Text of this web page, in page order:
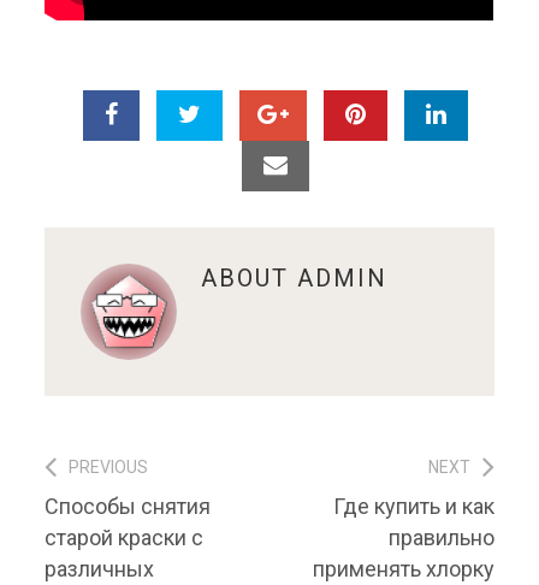
ABOUT ADMIN
Навигация по записям
PREVIOUS
Previous post:
Способы снятия
старой краски с
различных
NEXT
Next post:
Где купить и как
правильно
применять хлорку